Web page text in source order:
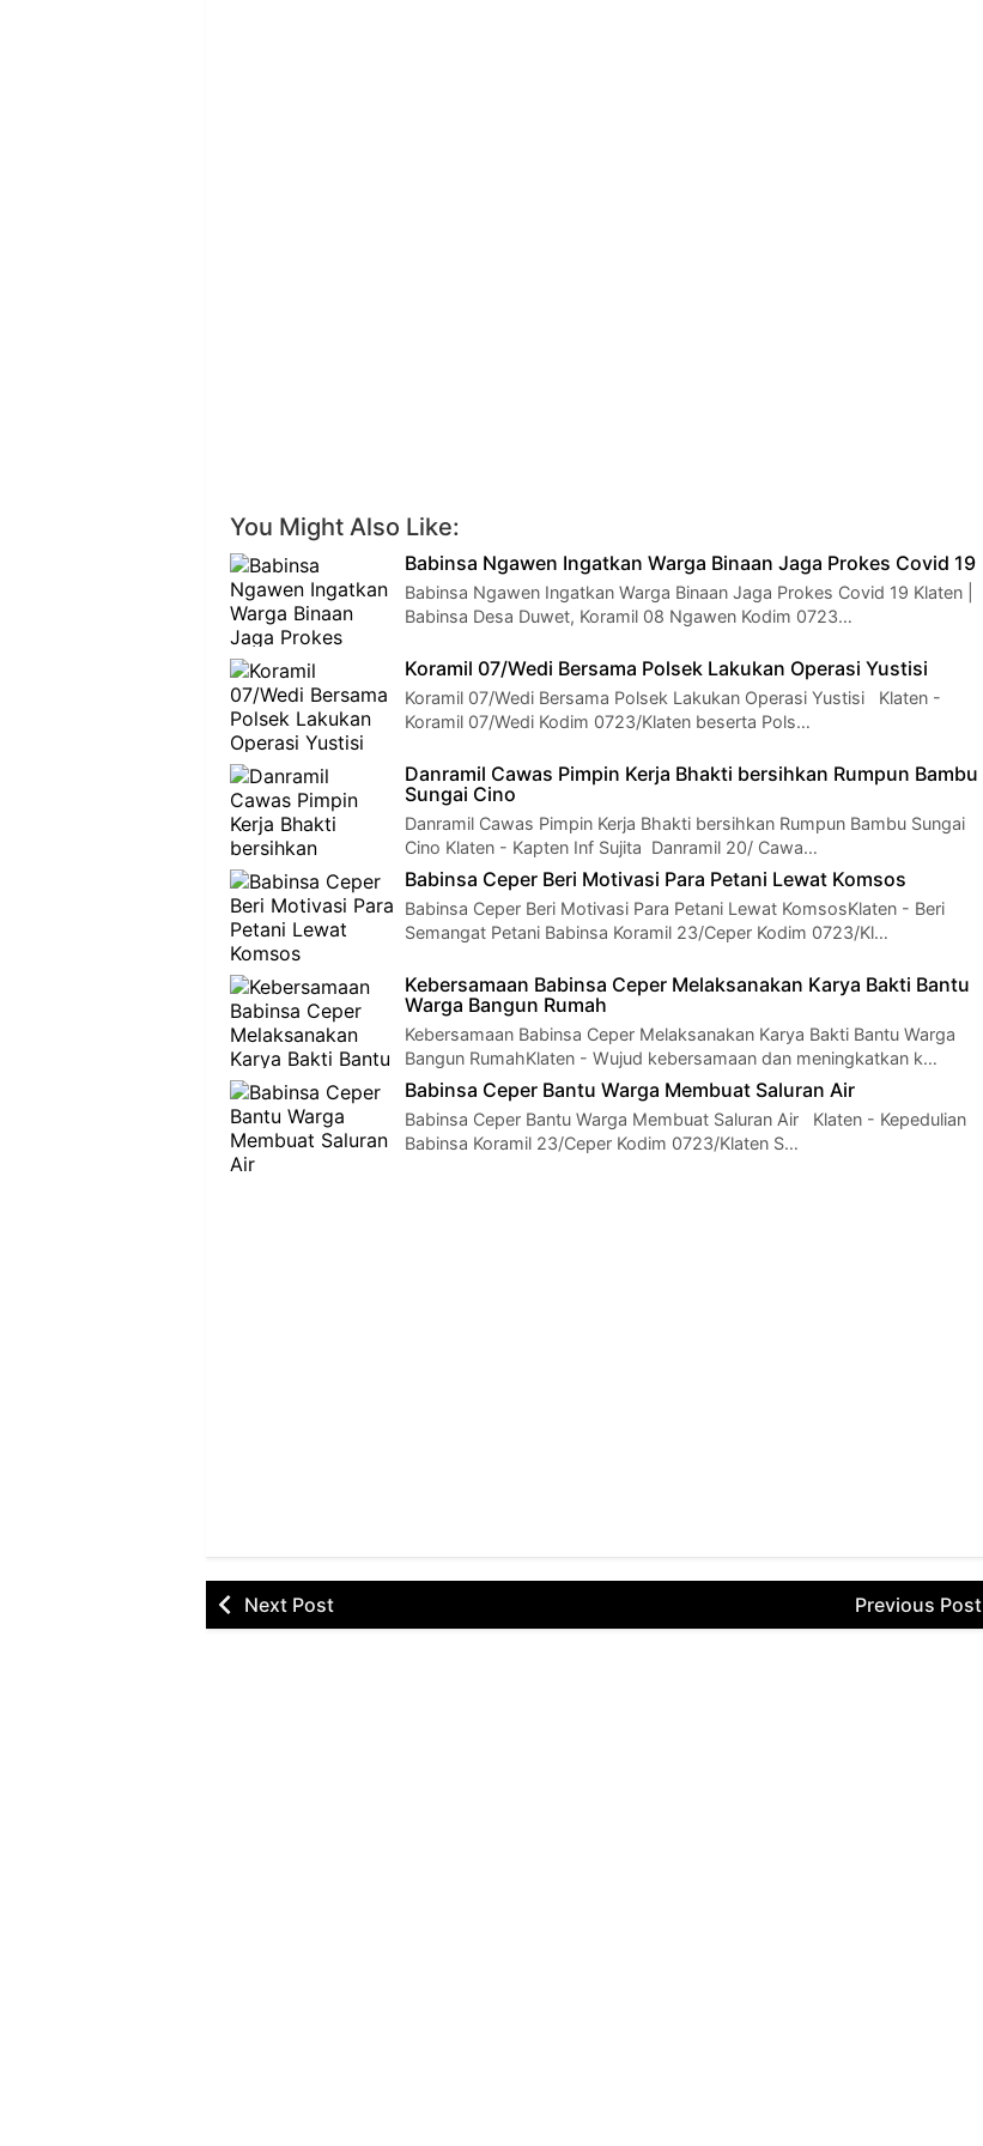
You Might Also Like:
Babinsa Ngawen Ingatkan Warga Binaan Jaga Prokes Covid 19
Babinsa Ngawen Ingatkan Warga Binaan Jaga Prokes Covid 19 Klaten |
Babinsa Desa Duwet, Koramil 08 Ngawen Kodim 0723…
Koramil 07/Wedi Bersama Polsek Lakukan Operasi Yustisi
Koramil 07/Wedi Bersama Polsek Lakukan Operasi Yustisi Klaten -
Koramil 07/Wedi Kodim 0723/Klaten beserta Pols…
Danramil Cawas Pimpin Kerja Bhakti bersihkan Rumpun Bambu
Sungai Cino
Danramil Cawas Pimpin Kerja Bhakti bersihkan Rumpun Bambu Sungai
Cino Klaten - Kapten Inf Sujita Danramil 20/ Cawa…
Babinsa Ceper Beri Motivasi Para Petani Lewat Komsos
Babinsa Ceper Beri Motivasi Para Petani Lewat KomsosKlaten - Beri
Semangat Petani Babinsa Koramil 23/Ceper Kodim 0723/Kl…
Kebersamaan Babinsa Ceper Melaksanakan Karya Bakti Bantu
Warga Bangun Rumah
Kebersamaan Babinsa Ceper Melaksanakan Karya Bakti Bantu Warga
Bangun RumahKlaten - Wujud kebersamaan dan meningkatkan k…
Babinsa Ceper Bantu Warga Membuat Saluran Air
Babinsa Ceper Bantu Warga Membuat Saluran Air Klaten - Kepedulian
Babinsa Koramil 23/Ceper Kodim 0723/Klaten S…
Next Post Previous Post